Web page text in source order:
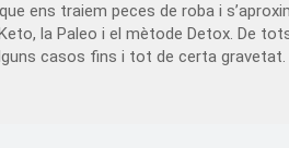
ens traiem peces de roba i
la Paleo i el mètode Detox. De
casos fins i tot de certa gravetat.